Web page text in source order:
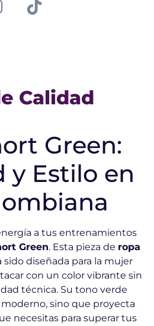
Calidad
Green:
y Estilo en
a tus entrenamientos
Green. Esta pieza de ropa
sido diseñada para la mujer
con un color vibrante sin
técnica. Su tono verde
sino que proyecta
necesitas para superar tus